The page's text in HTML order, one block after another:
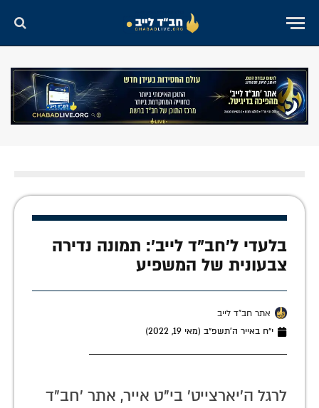
בלעדי ל'חב"ד לייב': תמונה נדירה
צבעונית של המשפיע
אתר חב"ד לייב
י״ח באייר ה׳תשפ״ב (מאי 19, 2022)
לרגל ה'יארצייט' בי"ט אייר, אתר 'חב"ד